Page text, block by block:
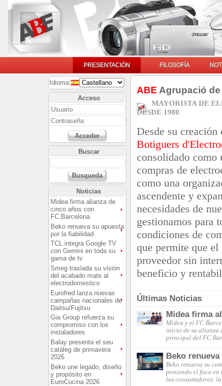
PRESENTACIÓN FILOSOFÍA
Idioma:
Acceso
Acceder
Buscar
Busqueda
Noticias
Midea firma alianza de
cinco años con
FC.Barcelona
Beko renueva su apuesta
por la fiabilidad
TCL integra Google TV
con Gemini en toda su
gama de tv
Smeg traslada su visión
del acabado mate al
electrodomestico
Eurofred lanza nuevas
campañas nacionales de
Daitsu/Fujitsu
Gia Group refuerza su
compromiso con los
instaladores
Balay presenta el seu
catàleg de primavera
2026
Beko une legado, diseño
y propósito en
EuroCucina 2026
ABE Agrupació
MAYORISTA DE
DESDE 1980
Desde su
Botiguers
consolidado como
compras de
como una
ascendente y
necesidades de
gestionamos para
condiciones de
que permite que
proveedor sin
beneficio y
Últimas Noticias
Midea firma
Midea y el FC
inicio de su alianza
principal del FC
Beko
Beko renueva su
poniendo el foco en
los consumidores: